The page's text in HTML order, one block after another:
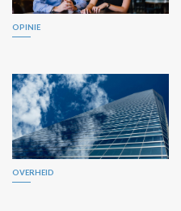
OPINIE
OVERHEID